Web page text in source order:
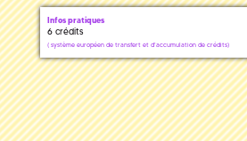
Infos pratiques
6 crédits
( système européen de transfert et d'accumulation de crédits)